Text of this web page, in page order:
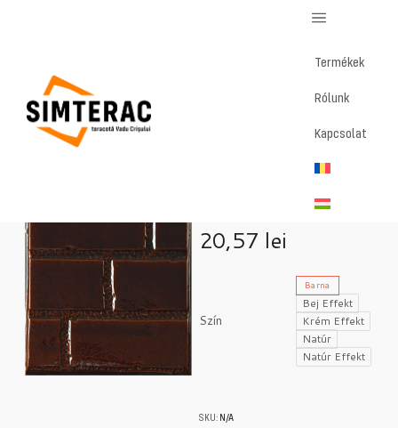
Termékek
Rólunk
Kapcsolat
Home / Magazin / Rustic – Középcsempe
Középcsempe
20,57 lei
Szín
Barna
Bej Effekt
Krém Effekt
Natúr
Natúr Effekt
SKU: N/A